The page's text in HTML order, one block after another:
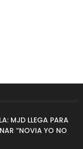
MJD LLEGA PARA
“NOVIA YO NO